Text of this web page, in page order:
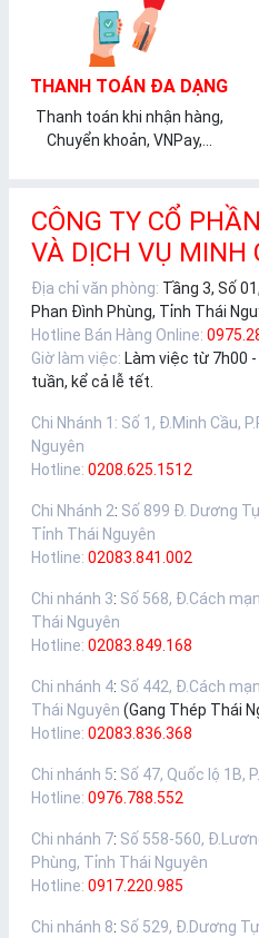
THANH TOÁN ĐA DẠNG
Thanh toán khi nhận hàng,
Chuyển khoản, VNPay,...
CÔNG TY CỔ
VÀ DỊCH VỤ MINH
Địa chỉ văn phòng: Tầng 3, Số
Phan Đình Phùng, Tỉnh Thái
Hotline Bán Hàng Online:
Giờ làm việc: Làm việc từ 7h00
tuần, kể cả lễ tết.
Chi Nhánh 1 : Số 1, Đ.Minh Cầu,
Nguyên
Hotline: 0208.625.1512
Chi Nhánh 2: Số 899 Đ. Dương
Tỉnh Thái Nguyên
Hotline: 02083.841.002
Chi nhánh 3: Số 568, Đ.Cách
Thái Nguyên
Hotline: 02083.849.168
Chi nhánh 4: Số 442, Đ.Cách
Thái Nguyên (Gang Thép Thái
Hotline: 02083.836.368
Chi nhánh 5: Số 47, Quốc lộ 1B,
Hotline: 0976.788.552
Chi nhánh 7: Số 558-560,
Phùng, Tỉnh Thái Nguyên
Hotline: 0917.220.985
Chi nhánh 8: Số 529, Đ.Dương